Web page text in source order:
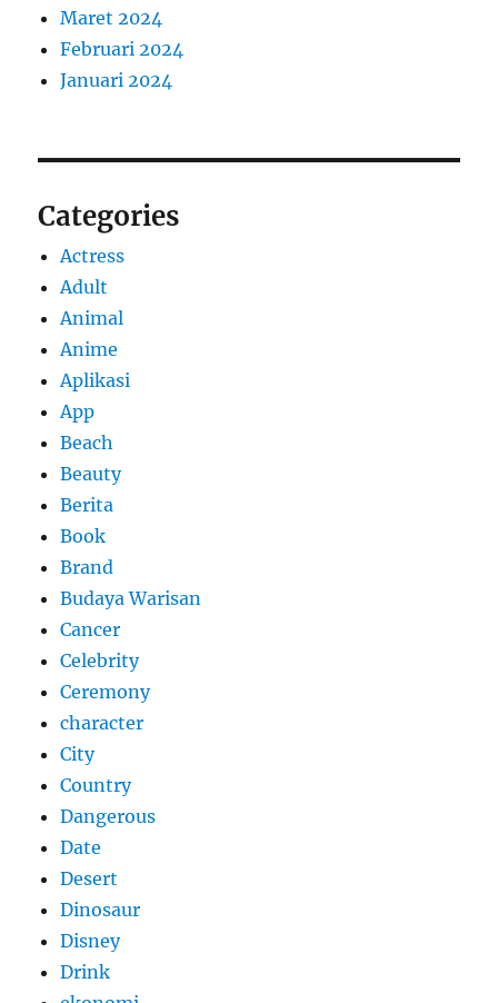
Maret 2024
Februari 2024
Januari 2024
Categories
Actress
Adult
Animal
Anime
Aplikasi
App
Beach
Beauty
Berita
Book
Brand
Budaya Warisan
Cancer
Celebrity
Ceremony
character
City
Country
Dangerous
Date
Desert
Dinosaur
Disney
Drink